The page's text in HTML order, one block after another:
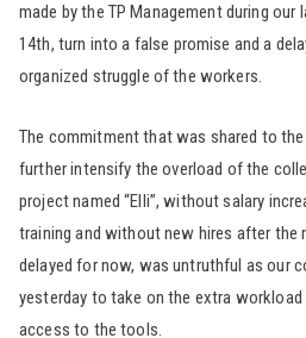
made by the TP Management during
14th, turn into a false promise and a
organized struggle of the workers.
The commitment that was shared to
further intensify the overload of the
project named “Elli”, without salary
training and without new hires after the
delayed for now, was untruthful as our
yesterday to take on the extra
access to the tools.